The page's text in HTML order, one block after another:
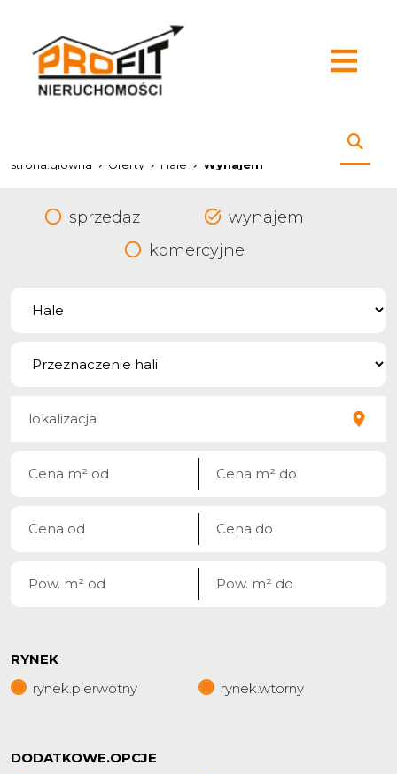
strona.glowna Oferty Hale Wynajem
sprzedaz
wynajem
komercyjne
RYNEK
rynek.pierwotny
rynek.wtorny
DODATKOWE.OPCJE